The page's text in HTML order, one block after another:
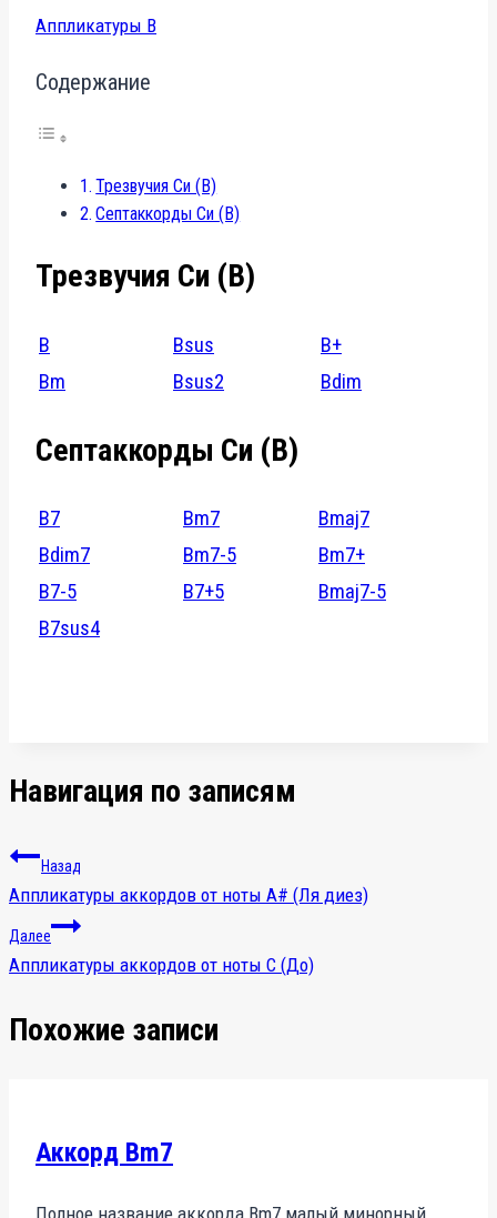
Аппликатуры B
Содержание
Трезвучия Си (B)
Септаккорды Си (B)
Трезвучия Си (B)
B Bsus
B+
Bm
Bsus2 Bdim
Септаккорды Си (B)
B7 Bm7
Bmaj7
Bdim7
Bm7-5
Bm7+
B7-5
B7+5
Bmaj7-5
B7sus4
Навигация по записям
Назад
Аппликатуры аккордов от ноты A# (Ля диез)
Далее
Аппликатуры аккордов от ноты C (До)
Похожие записи
Аккорд Bm7
Полное название аккорда Bm7 малый минорный